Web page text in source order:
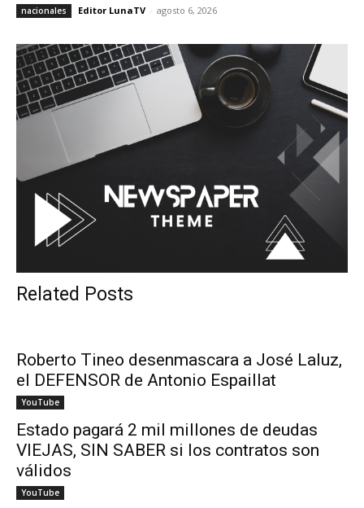
nacionales Editor LunaTV - agosto 6, 2026
Related Posts
Roberto Tineo desenmascara a José Laluz,
el DEFENSOR de Antonio Espaillat
YouTube
Estado pagará 2 mil millones de deudas
VIEJAS, SIN SABER si los contratos son
válidos
YouTube